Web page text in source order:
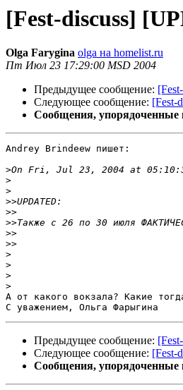
[Fest-discuss]
Olga Farygina olga на homelist.ru
Пт Июл 23 17:29:00 MSD 2004
Предыдущее сообщение:
Следующее сообщение: [Fest-
Сообщения, упорядоченные
Andrey Brindeew пишет:
>
>
>
>>
>>
>>
>>
>>
>
>
>
>
А от какого вокзала? Какие
Предыдущее сообщение:
Следующее сообщение: [Fest-
Сообщения, упорядоченные